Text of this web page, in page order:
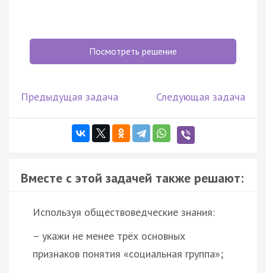
Посмотреть решение
Предыдущая задача Следующая задача
Вместе с этой задачей также решают:
Используя обществоведческие знания:
– укажи не менее трёх основных
признаков понятия «социальная группа»;